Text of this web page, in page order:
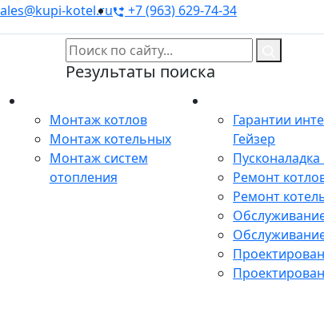
kotel.ru +7 (963) 629-74-34
Результаты поиска
Монтаж котлов
Монтаж котельных
Монтаж систем
отопления
Гарантии
Гейзер
Пусконаладка
Ремонт
Ремонт